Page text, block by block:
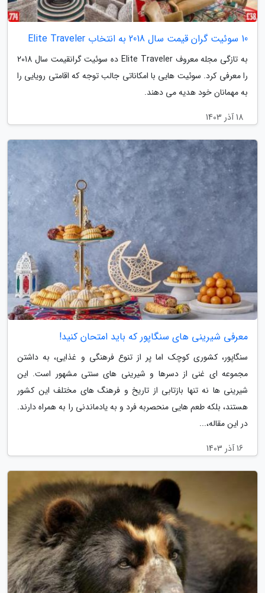
10 سوئیت گران قیمت سال 2018 به انتخاب Elite Traveler
به تازگی مجله معروف Elite Traveler ده سوئیت گرانقیمت سال 2018
را معرفی کرد. سوئیت هایی با امکاناتی جالب توجه که اقامتی رویایی را
به مهمانان خود هدیه می دهند.
18 آذر 1403
معرفی شیرینی های سنگاپور که باید امتحان کنید!
سنگاپور، کشوری کوچک اما پر از تنوع فرهنگی و غذایی، به داشتن
مجموعه ای غنی از دسرها و شیرینی های سنتی مشهور است. این
شیرینی ها نه تنها بازتابی از تاریخ و فرهنگ های مختلف این کشور
هستند، بلکه طعم هایی منحصربه فرد و به یادماندنی را به همراه دارند.
در این مقاله،...
16 آذر 1403